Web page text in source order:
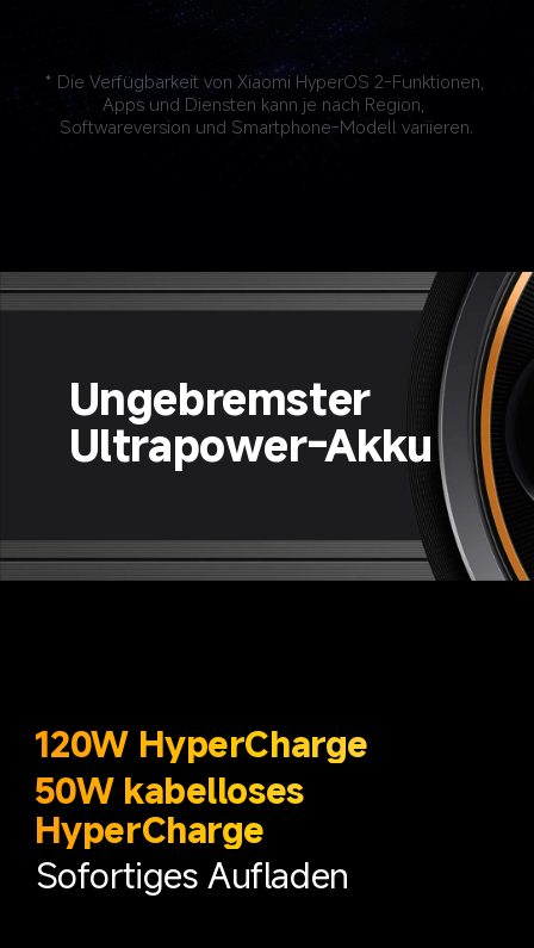
* Die Verfügbarkeit von Xiaomi HyperOS 2-Funktionen,
Apps und Diensten kann je nach Region,
Softwareversion und Smartphone-Modell variieren.
Ungebremster
120W HyperCharge
50W kabelloses
Sofortiges Aufladen